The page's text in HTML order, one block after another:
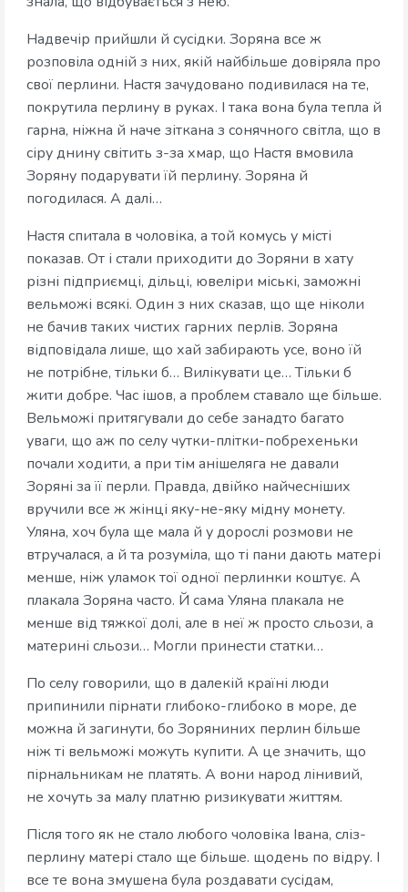
Надвечір прийшли й сусідки. Зоряна все ж
розповіла одній з них, якій найбільше довіряла про
свої перлини. Настя зачудовано подивилася на те,
покрутила перлину в руках. І така вона була тепла й
гарна, ніжна й наче зіткана з сонячного світла, що в
сіру днину світить з-за хмар, що Настя вмовила
Зоряну подарувати їй перлину. Зоряна й
погодилася. А далі…
Настя спитала в чоловіка, а той комусь у місті
показав. От і стали приходити до Зоряни в хату
різні підприємці, дільці, ювеліри міські, заможні
вельможі всякі. Один з них сказав, що ще ніколи
не бачив таких чистих гарних перлів. Зоряна
відповідала лише, що хай забирають усе, воно їй
не потрібне, тільки б… Вилікувати це… Тільки б
жити добре. Час ішов, а проблем ставало ще більше.
Вельможі притягували до себе занадто багато
уваги, що аж по селу чутки-плітки-побрехеньки
почали ходити, а при тім анішеляга не давали
Зоряні за її перли. Правда, двійко найчесніших
вручили все ж жінці яку-не-яку мідну монету.
Уляна, хоч була ще мала й у дорослі розмови не
втручалася, а й та розуміла, що ті пани дають матері
менше, ніж уламок тої одної перлинки коштує. А
плакала Зоряна часто. Й сама Уляна плакала не
менше від тяжкої долі, але в неї ж просто сльози, а
материні сльози… Могли принести статки…
По селу говорили, що в далекій країні люди
припинили пірнати глибоко-глибоко в море, де
можна й загинути, бо Зоряниних перлин більше
ніж ті вельможі можуть купити. А це значить, що
пірнальникам не платять. А вони народ лінивий,
не хочуть за малу платню ризикувати життям.
Після того як не стало любого чоловіка Івана, сліз-
перлину матері стало ще більше. щодень по відру. І
все те вона змушена була роздавати сусідам,